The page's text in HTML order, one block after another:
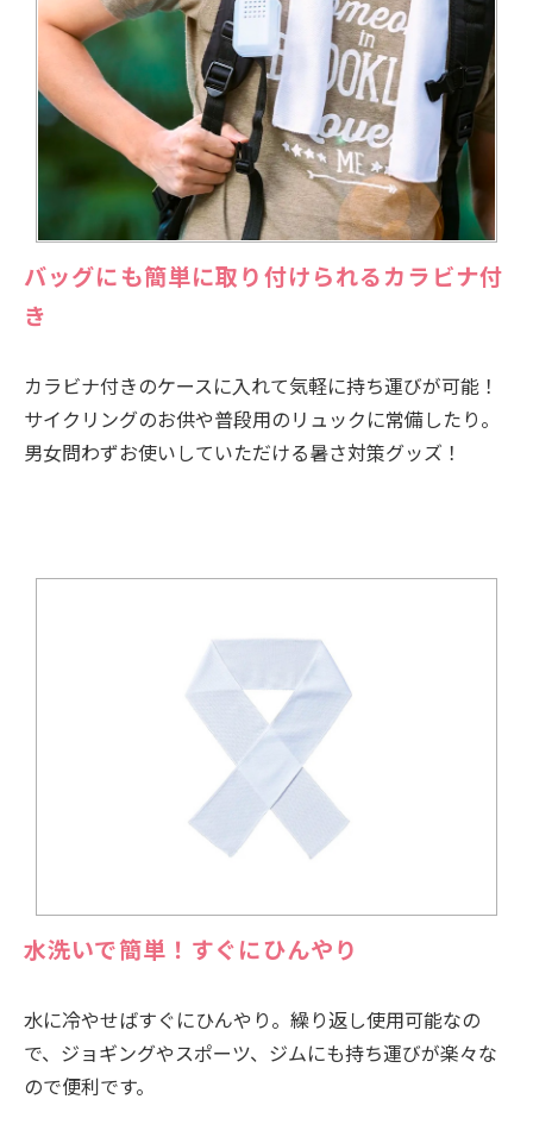
バッグにも簡単に取り付けられるカラビナ付
き
カラビナ付きのケースに入れて気軽に持ち運びが可能！
サイクリングのお供や普段用のリュックに常備したり。
男女問わずお使いしていただける暑さ対策グッズ！
水洗いで簡単！すぐにひんやり
水に冷やせばすぐにひんやり。繰り返し使用可能なの
で、ジョギングやスポーツ、ジムにも持ち運びが楽々な
ので便利です。